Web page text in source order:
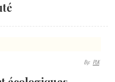
By: PLK